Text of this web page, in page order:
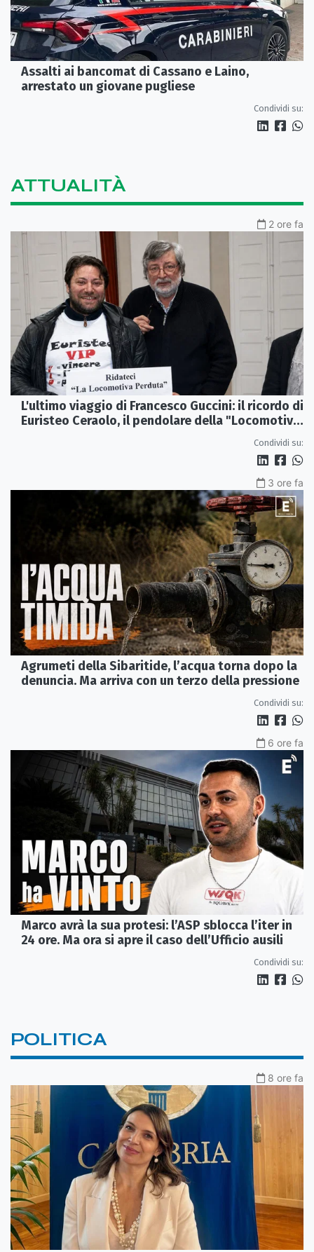
Assalti ai bancomat di Cassano e Laino,
arrestato un giovane pugliese
Condividi su:
ATTUALITÀ
2 ore fa
L'ultimo viaggio di Francesco Guccini: il ricordo di
Euristeo Ceraolo, il pendolare della "Locomotiva
Condividi su:
3 ore fa
Agrumeti della Sibaritide, l’acqua torna dopo la
denuncia. Ma arriva con un terzo della pressione
Condividi su:
6 ore fa
Marco avrà la sua protesi: l’ASP sblocca l’iter in
24 ore. Ma ora si apre il caso dell’Ufficio ausili
Condividi su:
POLITICA
8 ore fa